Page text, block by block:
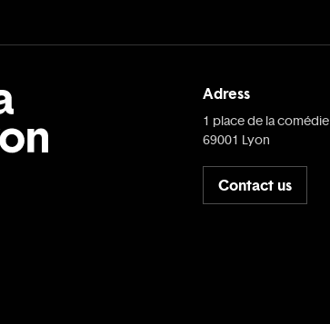
Adress
1 place de la comédie
69001 Lyon
Contact us